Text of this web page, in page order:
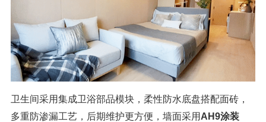
卫生间采用集成卫浴部品模块，柔性防水底盘搭配面砖，
多重防渗漏工艺，后期维护更方便，墙面采用 AH9涂装